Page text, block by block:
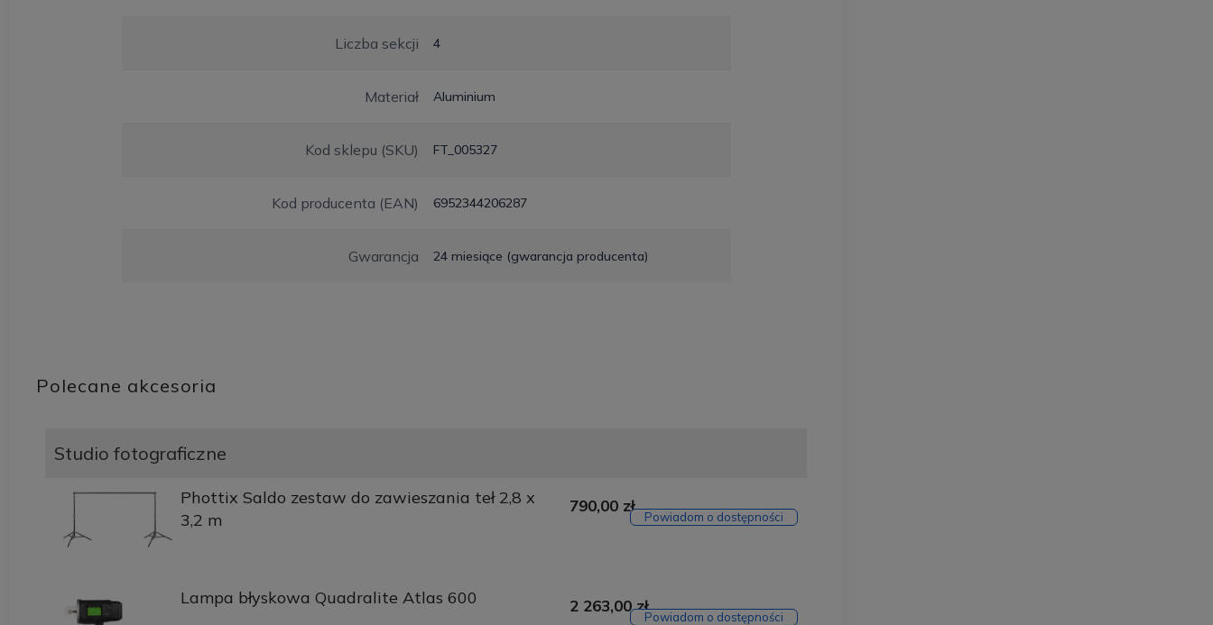
Liczba sekcji 4
Materiał Aluminium
Kod sklepu (SKU) FT_005327
Kod producenta (EAN) 6952344206287
Gwarancja 24 miesiące (gwarancja producenta)
Polecane akcesoria
Studio fotograficzne
Phottix Saldo zestaw do zawieszania teł 2,8 x
3,2 m
790,00 zł
Powiadom o dostępności
Lampa błyskowa Quadralite Atlas 600 2 263,00 zł
Powiadom o dostępności